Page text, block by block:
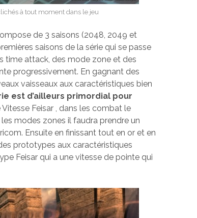
à tout moment dans le jeu
de 3 saisons (2048, 2049 et
saisons de la série qui se passe
time attack, des mode zone et des
progressivement. En gagnant des
vaisseaux aux caractéristiques bien
est d’ailleurs primordial pour
Feisar , dans les combat le
modes zones il faudra prendre un
Ensuite en finissant tout en or et en
prototypes aux caractéristiques
Feisar qui a une vitesse de pointe qui